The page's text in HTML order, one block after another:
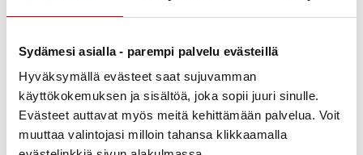
Sydämesi asialla - parempi palvelu evästeillä
Hyväksymällä evästeet saat sujuvamman
käyttökokemuksen ja sisältöä, joka sopii juuri sinulle.
Evästeet auttavat myös meitä kehittämään palvelua. Voit
muuttaa valintojasi milloin tahansa klikkaamalla
Suolaa vain vajaa teelusikallinen päivässä.
Miksi suola ei kuulu terveelliseen ruokavalioon?
Mitä on piilosuola?
Tule ottamaan selvää!
Sydänpäivä-tapahtumassa on paikalla
sydänterveyden ammattilaisia Sydänliitto Etelä-
Suomen Alueelta ja oman sydänyhdistyksen